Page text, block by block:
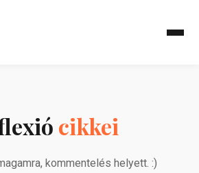
cikkei
kommentelés helyett. :)